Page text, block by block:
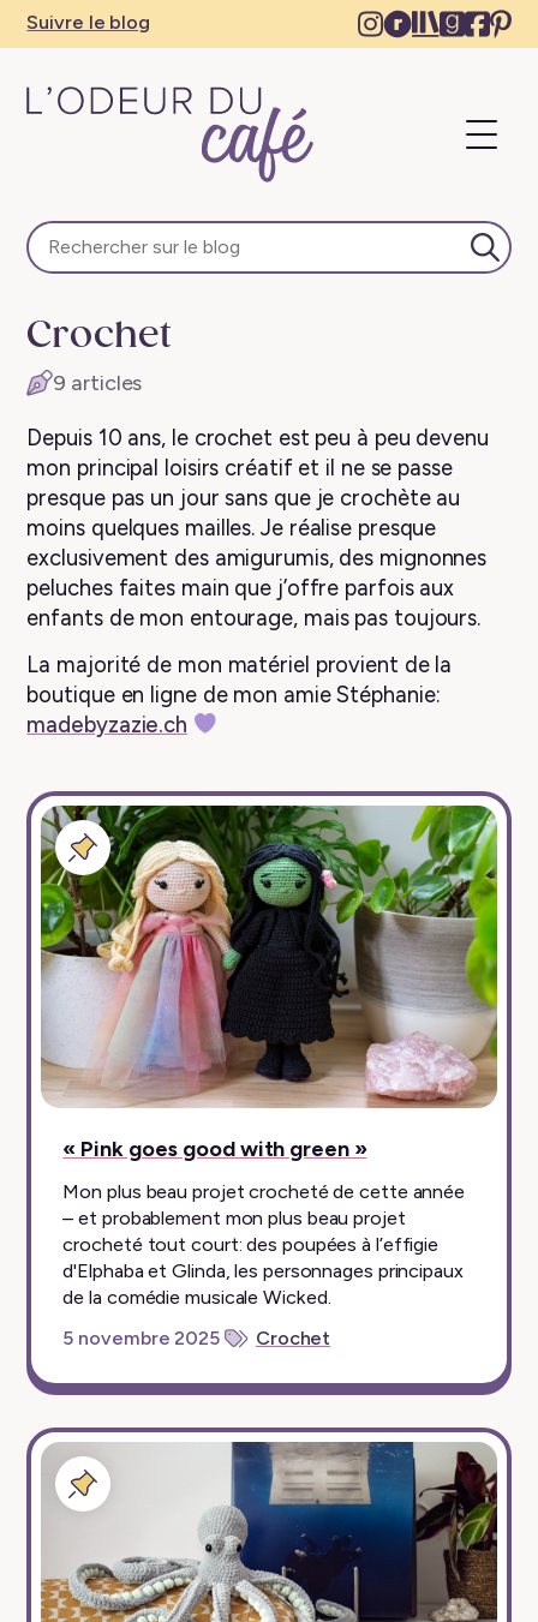
Suivre le blog
Instagram
–
Ravelry
–
The
tab
– – –
du
Café
Escapades
en
train,
recettes
végétaliennes
le
Crochet
9 articles
Depuis 10 ans, le crochet est peu à peu devenu
mon principal loisirs créatif et il ne se passe
presque pas un jour sans que je crochète au
moins quelques mailles. Je réalise presque
exclusivement des amigurumis, des mignonnes
peluches faites main que j’offre parfois aux
enfants de mon entourage, mais pas toujours.
La majorité de mon matériel provient de la
boutique en ligne de mon amie Stéphanie:
madebyzazie.ch
Billet
épinglé
« Pink goes good with green »
Mon plus beau projet crocheté de cette année
– et probablement mon plus beau projet
crocheté tout court: des poupées à l’effigie
d'Elphaba et Glinda, les personnages principaux
de la comédie musicale Wicked.
5 novembre 2025
Crochet
Billet